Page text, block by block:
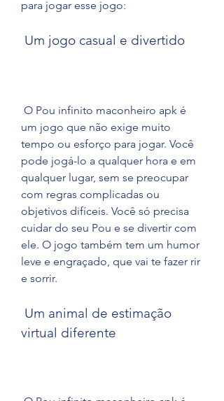
para jogar esse jogo:
Um jogo casual e divertido
um jogo que não exige muito
tempo ou esforço para jogar. Você
pode jogá-lo a qualquer hora e em
qualquer lugar, sem se preocupar
com regras complicadas ou
objetivos difíceis. Você só precisa
cuidar do seu Pou e se divertir com
ele. O jogo também tem um humor
leve e engraçado, que vai te fazer rir
e sorrir.
virtual diferente